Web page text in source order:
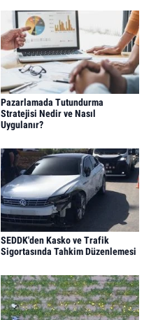
Pazarlamada Tutundurma
Stratejisi Nedir ve Nasıl
Uygulanır?
SEDDK'den Kasko ve Trafik
Sigortasında Tahkim Düzenlemesi